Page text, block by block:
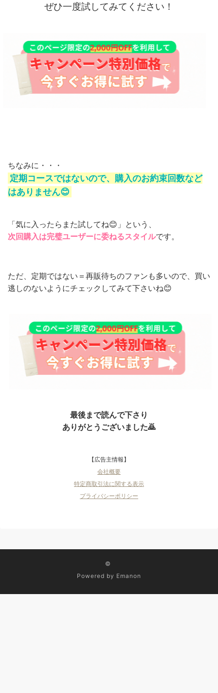
ぜひ一度試してみてください！
ちなみに・・・
定期コースではないので、購入のお約束回数など
はありません😊
「気に入ったらまた試してね😊」という、
次回購入は完璧ユーザーに委ねるスタイルです。
ただ、定期ではない＝再販待ちのファンも多いので、買い
逃しのないようにチェックしてみて下さいね😊
最後まで読んで下さり
ありがとうございました🙇
【広告主情報】
会社概要
特定商取引法に関する表示
プライバシーポリシー
©
Powered by Emanon